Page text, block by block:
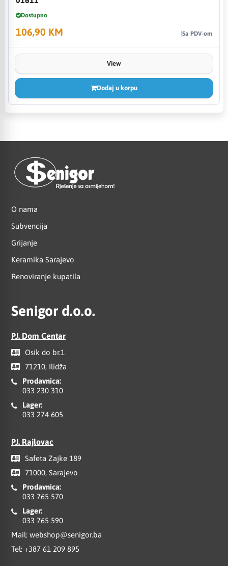
Dostupno
106,90 KM Sa PDV-om
View
Dodaj u korpu
O nama
Subvencija
Grijanje
Keramika Sarajevo
Renoviranje kupatila
Senigor d.o.o.
PJ. Dom Centar
Osik do br.1
71210, Ilidža
Prodavnica:
033 230 310
Lager:
033 274 605
PJ. Rajlovac
Safeta Zajke 189
71000, Sarajevo
Prodavnica:
033 765 570
Lager:
033 765 590
Mail: webshop@senigor.ba
Tel: +387 61 209 895